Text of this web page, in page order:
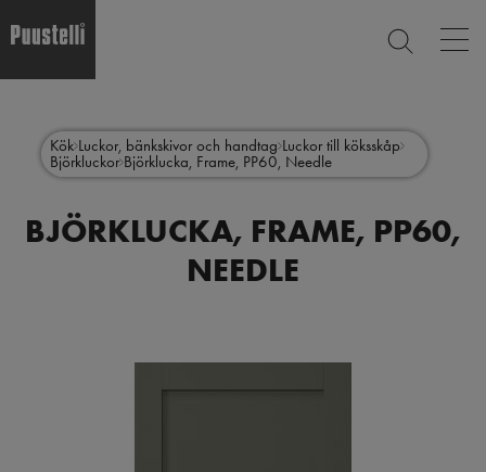
contentmenu
sv
Kök Luckor, bänkskivor och handtag Luckor till köksskåp
Björkluckor Björklucka, Frame, PP60, Needle
BJÖRKLUCKA, FRAME, PP60,
NEEDLE